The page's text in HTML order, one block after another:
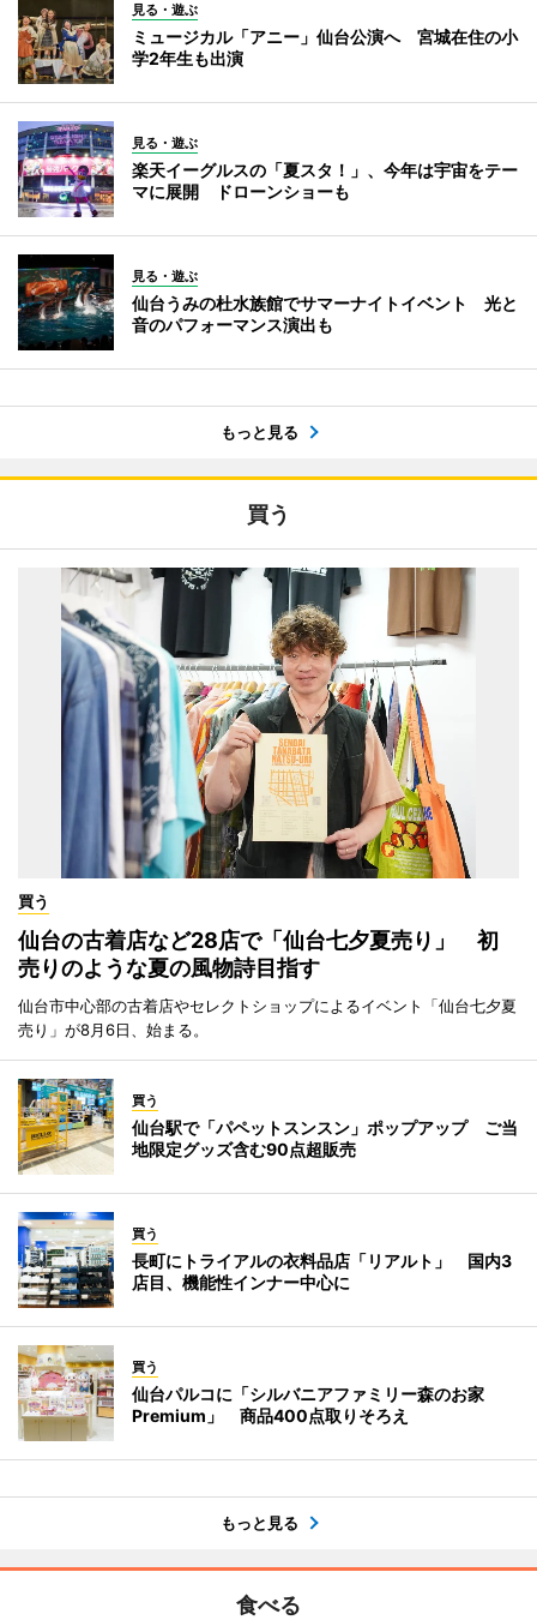
見る・遊ぶ
ミュージカル「アニー」仙台公演へ 宮城在住の小
学2年生も出演
見る・遊ぶ
楽天イーグルスの「夏スタ！」、今年は宇宙をテー
マに展開 ドローンショーも
見る・遊ぶ
仙台うみの杜水族館でサマーナイトイベント 光と
音のパフォーマンス演出も
もっと見る
買う
買う
仙台の古着店など28店で「仙台七夕夏売り」 初
売りのような夏の風物詩目指す
仙台市中心部の古着店やセレクトショップによるイベント「仙台七夕夏
売り」が8月6日、始まる。
買う
仙台駅で「パペットスンスン」ポップアップ ご当
地限定グッズ含む90点超販売
買う
長町にトライアルの衣料品店「リアルト」 国内3
店目、機能性インナー中心に
買う
仙台パルコに「シルバニアファミリー森のお家
Premium」 商品400点取りそろえ
もっと見る
食べる